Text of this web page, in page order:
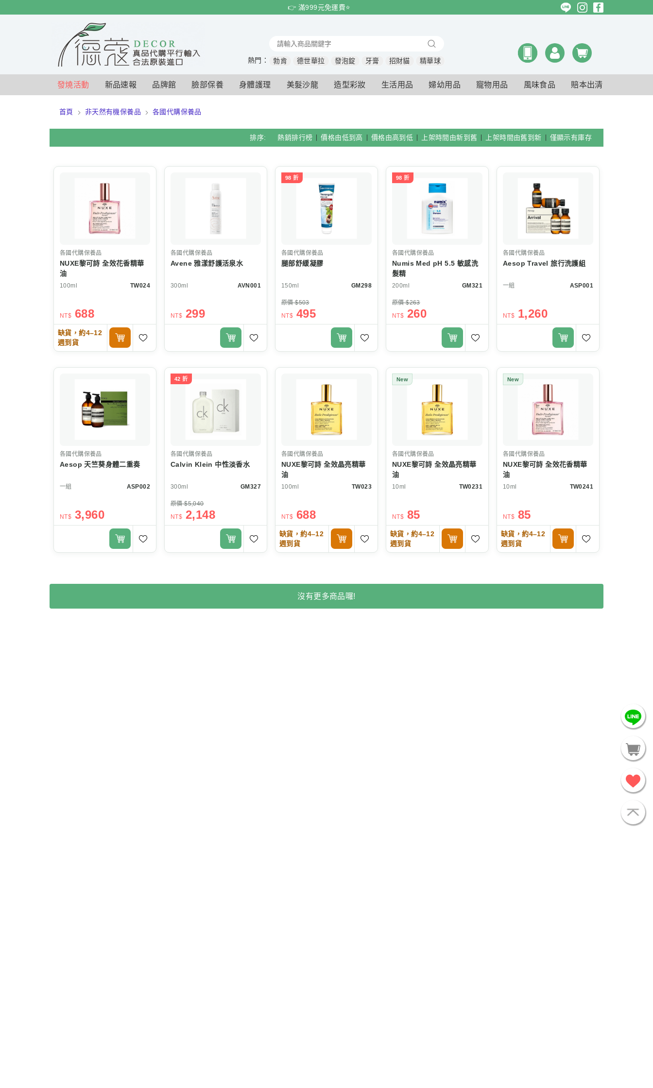
$
$
時 特賣 👉 滿999元免運費⭐️
熱門： 勃肯 德世華拉 發泡錠 牙膏 招財貓 精華球
發燒活動 新品速報 品牌館 臉部保養 身體護理 美髮沙龍 造型彩妝 生活用品 婦幼用品 寵物用品 風味食品 賠本出清
首頁 非天然有機保養品 各國代購保養品
排序: 熱銷排行榜 價格由低到高 價格由高到低 上架時間由新到舊 上架時間由舊到新 僅顯示有庫存
各國代購保養品
NUXE黎可詩 全效花香精華
油
100ml TW024
NT$ 688
缺貨，約4–12
週到貨
各國代購保養品
Avene 雅漾舒護活泉水
300ml AVN001
NT$ 299
98 折
各國代購保養品
腿部舒緩凝膠
150ml GM298
原價 $503
NT$ 495
98 折
各國代購保養品
Numis Med pH 5.5 敏感洗
髮精
200ml GM321
原價 $263
NT$ 260
各國代購保養品
Aesop Travel 旅行洗護組
一組 ASP001
NT$ 1,260
各國代購保養品
Aesop 天竺葵身體二重奏
一組 ASP002
NT$ 3,960
42 折
各國代購保養品
Calvin Klein 中性淡香水
300ml GM327
原價 $5,040
NT$ 2,148
各國代購保養品
NUXE黎可詩 全效晶亮精華
油
100ml TW023
NT$ 688
缺貨，約4–12
週到貨
New
各國代購保養品
NUXE黎可詩 全效晶亮精華
油
10ml TW0231
NT$ 85
缺貨，約4–12
週到貨
New
各國代購保養品
NUXE黎可詩 全效花香精華
油
10ml TW0241
NT$ 85
缺貨，約4–12
週到貨
沒有更多商品囉!